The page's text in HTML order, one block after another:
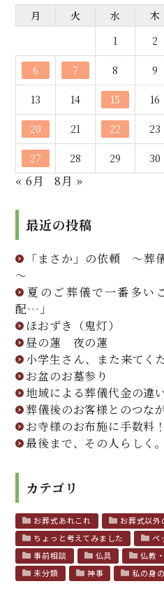
月 火 水 木
1
2
6 7 8 9
13 14 15 16
20 21 22 23
27 28 29 30
« 6月 8月 »
最近の投稿
「まさか」の依頼 ～葬
～
夏のご葬儀で一番多い
配…」
ほおずき（鬼灯）
昼の蓮 夜の蓮
小学生さん、また来てく
お盆のお墓参り
地域による葬儀代金の違
葬儀後のお客様とのつな
お寺様のお布施に手数料
最後まで、その人らしく。
カテゴリ
お葬式あれこれ
お葬式以外
ちょっと考えてみました
ペ
事前相談
仏具 仏教
未分類
神事 私の身